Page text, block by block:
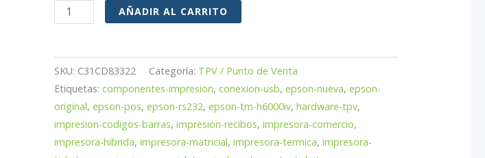
Impresora
de
Epson
TM-
H6000IV
híbrida
térmica
AÑADIR AL CARRITO
SKU: C31CD83322 Categoría: TPV / Punto de Venta
Etiquetas: componentes-impresion, conexion-usb, epson-nueva, epson-
original, epson-pos, epson-rs232, epson-tm-h6000iv, hardware-tpv,
impresion-codigos-barras, impresion-recibos, impresora-comercio,
impresora-hibrida, impresora-matricial, impresora-termica, impresora-